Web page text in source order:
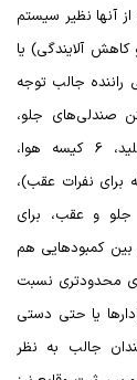
آنها نظیر سیستم
آلایندگی) یا
جالب توجه
صندلی‌های جلو،
دوربین 360 درجه، سیستم ورود و استارت بدون کلید، 6 کیسه هوا،
برای نفرات عقب)،
و عقب، برای
کمبودهایی هم
محدودتری نسبت
رادارها یا حتی دستی
جالب به نظر